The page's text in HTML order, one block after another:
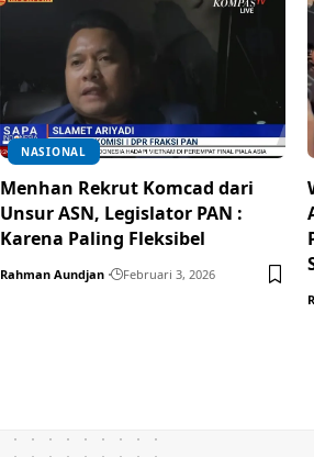
NASIONAL
Menhan Rekrut Komcad dari
Unsur ASN, Legislator PAN :
Karena Paling Fleksibel
Rahman Aundjan Februari 3, 2026